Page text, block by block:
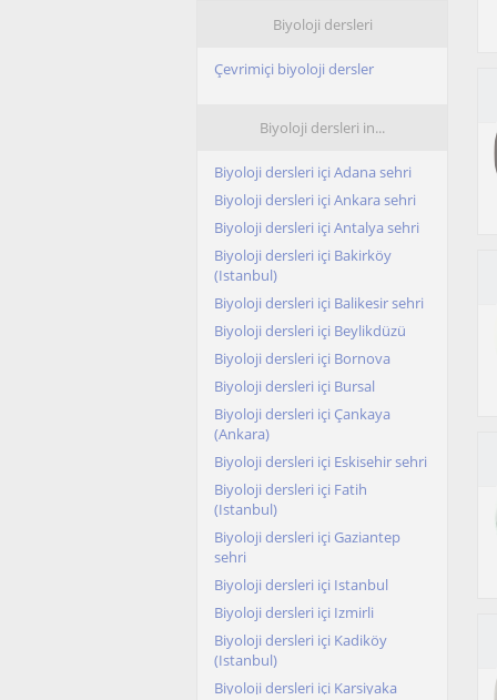
Biyoloji dersleri
Çevrimiçi biyoloji dersler
Biyoloji dersleri in...
Biyoloji dersleri içi Adana sehri
Biyoloji dersleri içi Ankara sehri
Biyoloji dersleri içi Antalya sehri
Biyoloji dersleri içi Bakirköy
(Istanbul)
Biyoloji dersleri içi Balikesir sehri
Biyoloji dersleri içi Beylikdüzü
Biyoloji dersleri içi Bornova
Biyoloji dersleri içi Bursal
Biyoloji dersleri içi Çankaya
(Ankara)
Biyoloji dersleri içi Eskisehir sehri
Biyoloji dersleri içi Fatih
(Istanbul)
Biyoloji dersleri içi Gaziantep
sehri
Biyoloji dersleri içi Istanbul
Biyoloji dersleri içi Izmirli
Biyoloji dersleri içi Kadiköy
(Istanbul)
Biyoloji dersleri içi Karsiyaka